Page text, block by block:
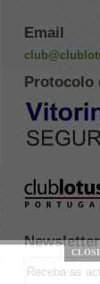
Email
Protocolo
Newsletter
Receba as